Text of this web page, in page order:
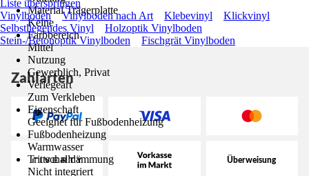
Material Trägerplatte
Keine
Farbbereich
Mittel
Nutzung
Gewerblich, Privat
Verlegeart
Zum Verkleben
Eigenschaft
Geeignet für Fußbodenheizung
Fußbodenheizung
Warmwasser
Trittschalldämmung
Nicht integriert
Liste überspringen
Vinylboden
Vinylboden nach Art Klebevinyl
Klickvinyl
Selbstliegendes Vinyl
Holzoptik Vinylboden
Stein-/Betonoptik Vinylboden
Fischgrät Vinylboden
Zahlarten